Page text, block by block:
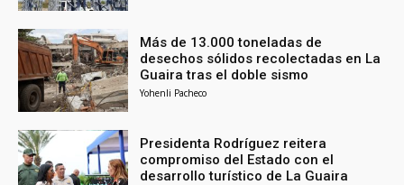
Más de 13.000 toneladas de
desechos sólidos recolectadas en La
Guaira tras el doble sismo
Yohenli Pacheco
Presidenta Rodríguez reitera
compromiso del Estado con el
desarrollo turístico de La Guaira